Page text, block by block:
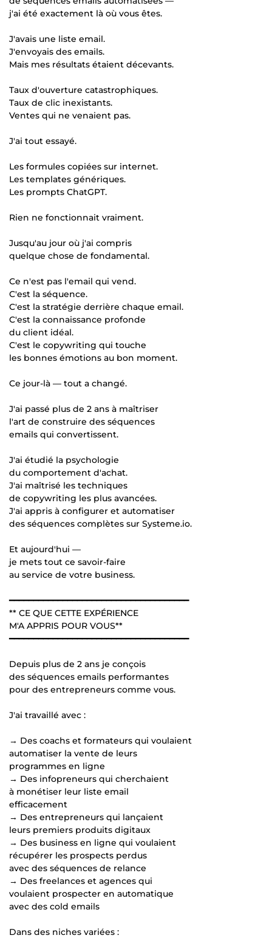
j'ai été exactement là où vous êtes.
J'avais une liste email.
J'envoyais des emails.
Mais mes résultats étaient décevants.
Taux d'ouverture catastrophiques.
Taux de clic inexistants.
Ventes qui ne venaient pas.
J'ai tout essayé.
Les formules copiées sur internet.
Les templates génériques.
Les prompts ChatGPT.
Rien ne fonctionnait vraiment.
Jusqu'au jour où j'ai compris
quelque chose de fondamental.
Ce n'est pas l'email qui vend.
C'est la séquence.
C'est la stratégie derrière chaque email.
C'est la connaissance profonde
du client idéal.
C'est le copywriting qui touche
les bonnes émotions au bon moment.
Ce jour-là — tout a changé.
J'ai passé plus de 2 ans à maîtriser
l'art de construire des séquences
emails qui convertissent.
J'ai étudié la psychologie
du comportement d'achat.
J'ai maîtrisé les techniques
de copywriting les plus avancées.
J'ai appris à configurer et automatiser
des séquences complètes sur Systeme.io.
Et aujourd'hui —
je mets tout ce savoir-faire
au service de votre business.
━━━━━━━━━━━━━━━━━━━━━━━━━━━━━━━━━━━━━
** CE QUE CETTE EXPÉRIENCE
M'A APPRIS POUR VOUS**
━━━━━━━━━━━━━━━━━━━━━━━━━━━━━━━━━━━━━
Depuis plus de 2 ans je conçois
des séquences emails performantes
pour des entrepreneurs comme vous.
J'ai travaillé avec :
→ Des coachs et formateurs qui voulaient
automatiser la vente de leurs
programmes en ligne
→ Des infopreneurs qui cherchaient
à monétiser leur liste email
efficacement
→ Des entrepreneurs qui lançaient
leurs premiers produits digitaux
→ Des business en ligne qui voulaient
récupérer les prospects perdus
avec des séquences de relance
→ Des freelances et agences qui
voulaient prospecter en automatique
avec des cold emails
Dans des niches variées :